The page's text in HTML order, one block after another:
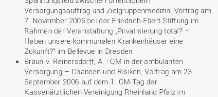
Versorgungsauftrag und Zielgruppenmedizin, Vortrag am
7. November 2006 bei der Friedrich-Ebert-Stiftung im
Rahmen der Veranstaltung „Privatisierung total? –
Haben unsere kommunalen Krankenhäuser eine
Zukunft?“ im Bellevue in Dresden
Braun v. Reinersdorff, A. : QM in der ambulanten
Versorgung – Chancen und Risiken, Vortrag am 23.
September 2006 auf dem 1. OM-Tag der
Kassenärztlichen Vereinigung Rheinland Pfalz im